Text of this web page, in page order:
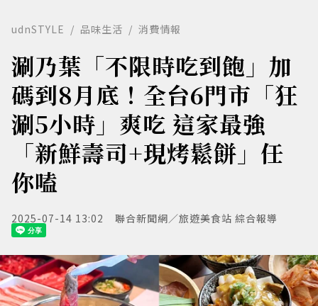
udnSTYLE 品味生活 消費情報
涮乃葉「不限時吃到飽」加
碼到8月底！全台6門市「狂
涮5小時」爽吃 這家最強
「新鮮壽司+現烤鬆餅」任
你嗑
2025-07-14 13:02 聯合新聞網／旅遊美食站 綜合報導